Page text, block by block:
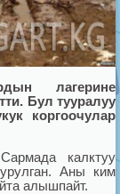
лагерине
Бул тууралуу
коргоочулар
калктуу
Аны ким
алышпайт.